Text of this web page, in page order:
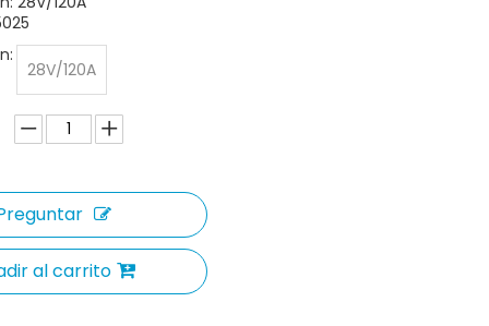
28V/120A
al carrito